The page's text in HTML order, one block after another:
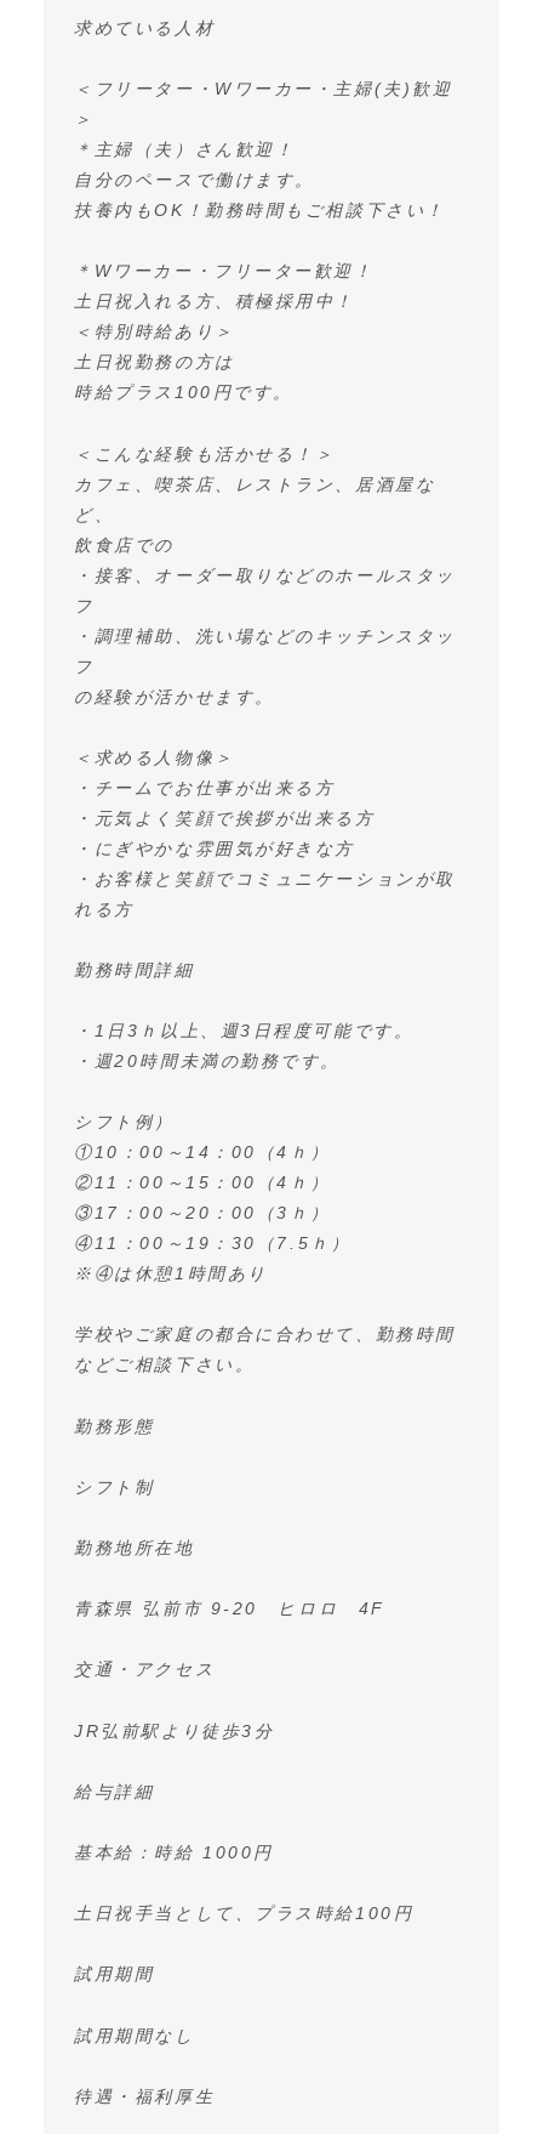
求めている人材
＜フリーター・Wワーカー・主婦(夫)歓迎
＞
＊主婦（夫）さん歓迎！
自分のペースで働けます。
扶養内もOK！勤務時間もご相談下さい！
＊Wワーカー・フリーター歓迎！
土日祝入れる方、積極採用中！
＜特別時給あり＞
土日祝勤務の方は
時給プラス100円です。
＜こんな経験も活かせる！＞
カフェ、喫茶店、レストラン、居酒屋な
ど、
飲食店での
・接客、オーダー取りなどのホールスタッ
フ
・調理補助、洗い場などのキッチンスタッ
フ
の経験が活かせます。
＜求める人物像＞
・チームでお仕事が出来る方
・元気よく笑顔で挨拶が出来る方
・にぎやかな雰囲気が好きな方
・お客様と笑顔でコミュニケーションが取
れる方
勤務時間詳細
・1日3ｈ以上、週3日程度可能です。
・週20時間未満の勤務です。
シフト例）
①10：00～14：00（4ｈ）
②11：00～15：00（4ｈ）
③17：00～20：00（3ｈ）
④11：00～19：30（7.5ｈ）
※④は休憩1時間あり
学校やご家庭の都合に合わせて、勤務時間
などご相談下さい。
勤務形態
シフト制
勤務地所在地
青森県 弘前市 9-20 ヒロロ 4F
交通・アクセス
JR弘前駅より徒歩3分
給与詳細
基本給：時給 1000円
土日祝手当として、プラス時給100円
試用期間
試用期間なし
待遇・福利厚生